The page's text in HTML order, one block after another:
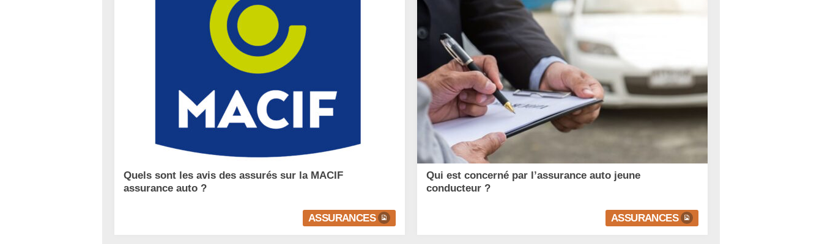
Quels sont les avis des assurés sur la MACIF
assurance auto ?
ASSURANCES
Qui est concerné par l’assurance auto jeune
conducteur ?
ASSURANCES